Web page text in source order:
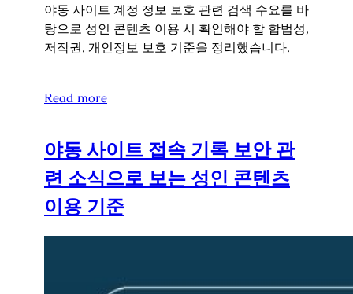
야동 사이트 계정 정보 보호 관련 검색 수요를 바
탕으로 성인 콘텐츠 이용 시 확인해야 할 합법성,
저작권, 개인정보 보호 기준을 정리했습니다.
Read more
야동 사이트 접속 기록 보안 관
련 소식으로 보는 성인 콘텐츠
이용 기준